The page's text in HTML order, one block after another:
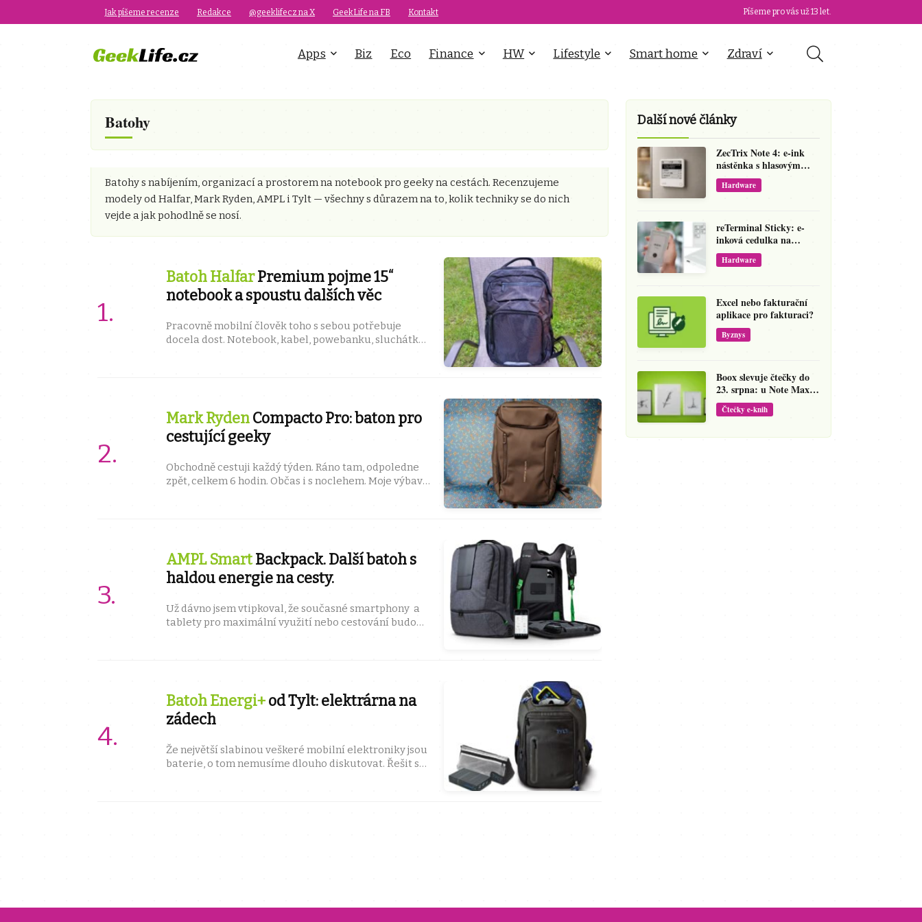
Jak píšeme recenze Redakce @geeklifecz na X GeekLife na FB Kontakt Píšeme pro vás už 13 let.
Apps Biz Eco Finance HW Lifestyle Smart home Zdraví
Batohy
Batohy s nabíjením, organizací a prostorem na notebook pro geeky na cestách. Recenzujeme
modely od Halfar, Mark Ryden, AMPL i Tylt — všechny s důrazem na to, kolik techniky se do nich
vejde a jak pohodlně se nosí.
Batoh HalfarPremium pojme 15“
notebook a spoustu dalších věc
Pracovně mobilní člověk toho s sebou potřebuje
docela dost. Notebook, kabel, powebanku, sluchátka,
Mark RydenCompacto Pro: baton pro
cestující geeky
Obchodně cestuji každý týden. Ráno tam, odpoledne
zpět, celkem 6 hodin. Občas i s noclehem. Moje výbava
AMPL SmartBackpack. Další batoh s
haldou energie na cesty.
Už dávno jsem vtipkoval, že současné smartphony a
tablety pro maximální využití nebo cestování budou
Batoh Energi+od Tylt: elektrárna na
zádech
Že největší slabinou veškeré mobilní elektroniky jsou
baterie, o tom nemusíme dlouho diskutovat. Řešit se
Další nové články
ZecTrix Note 4: e-ink
nástěnka s hlasovým
vstupem, kterou si
přeprogramujete
Hardware
reTerminal Sticky: e-
inková cedulka na
ledničku, která přepíše
váš hlas na vzkaz
Hardware
Excel nebo fakturační
aplikace pro fakturaci?
Byznys
Boox slevuje čtečky do
23. srpna: u Note Maxu
jde cena dolů o 138 eur
Čtečky e-knih